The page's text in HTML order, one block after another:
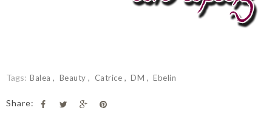
Tags: Balea Beauty Catrice DM Ebelin
Share: